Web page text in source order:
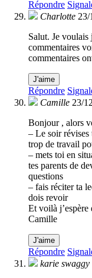
Répondre
Charlotte 23/
Salut. Je voulais
commentaires
commentaires
J'aime
Répondre
Camille 23/
Bonjour , alors
– Le soir révises
trop de travail
– mets toi en
tes parents de
questions
– fais réciter ta
dois revoir
Et voilà
Camille
J'aime
Répondre
karie swaggy